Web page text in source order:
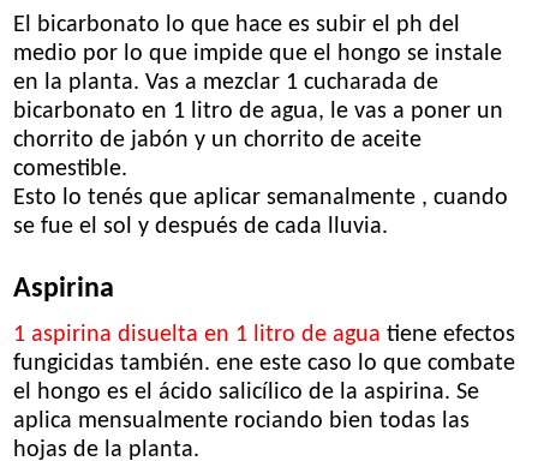
El bicarbonato lo que hace es subir el ph del
medio por lo que impide que el hongo se instale
en la planta. Vas a mezclar 1 cucharada de
bicarbonato en 1 litro de agua, le vas a poner un
chorrito de jabón y un chorrito de aceite
comestible.
Esto lo tenés que aplicar semanalmente , cuando
se fue el sol y después de cada lluvia.
Aspirina
1 aspirina disuelta en 1 litro de agua tiene efectos
fungicidas también. ene este caso lo que combate
el hongo es el ácido salicílico de la aspirina. Se
aplica mensualmente rociando bien todas las
hojas de la planta.